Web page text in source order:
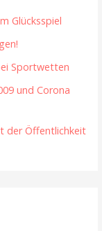
Glücksspiel
Sportwetten
und Corona
der Öffentlichkeit